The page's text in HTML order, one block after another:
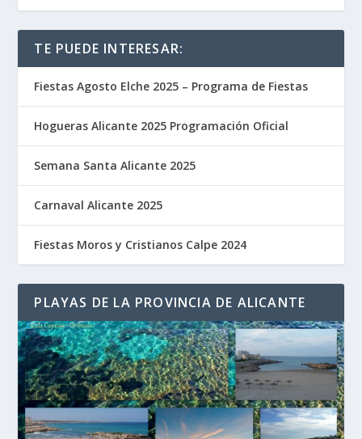
TE PUEDE INTERESAR:
Fiestas Agosto Elche 2025 – Programa de Fiestas
Hogueras Alicante 2025 Programación Oficial
Semana Santa Alicante 2025
Carnaval Alicante 2025
Fiestas Moros y Cristianos Calpe 2024
PLAYAS DE LA PROVINCIA DE ALICANTE